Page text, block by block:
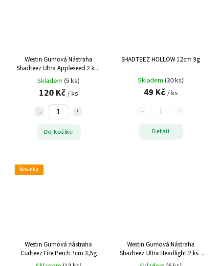
Westin Gumová Nástraha
Shadteez Ultra Appleseed 2 ks -
12 cm 7 g
Skladem (5 ks)
120 Kč / ks
Do košíku
SHADTEEZ HOLLOW 12cm 9g
Skladem (30 ks)
49 Kč / ks
Detail
Novinka
Westin Gumová nástraha
Curlteez Fire Perch 7cm 3,5g
Westin Gumová Nástraha
Shadteez Ultra Headlight 2 ks -
12 cm 7 g